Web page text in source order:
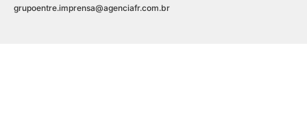
grupoentre.imprensa@agenciafr.com.br